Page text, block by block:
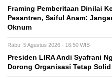
Framing Pemberitaan Dinilai
Pesantren, Saiful Anam:
Oknum
Rabu, 5 Agustus 2026 - 16:50 WIB
Presiden LIRA Andi Syafrani
Dorong Organisasi Tetap